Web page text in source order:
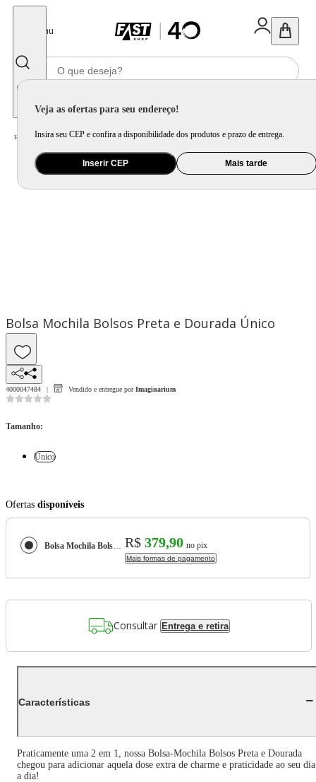
Menu
Veja as ofertas para seu endereço!
Insira seu CEP e confira a disponibilidade dos produtos e prazo de entrega.
Inserir CEP Mais tarde
Home Presentes / Bolsa e Mochila / Bolsa Mochila Bolsos Preta e Dourada
Bolsa Mochila Bolsos Preta e Dourada Único
4000047484 Vendido e entregue por Imaginarium
Tamanho:
Único
Ofertas disponíveis
Bolsa Mochila Bolsos Preta e Dourada R$ 379,90 no pix
Mais formas de pagamento
Consultar Entrega e retira
Características
Praticamente uma 2 em 1, nossa Bolsa-Mochila Bolsos Preta e Dourada
chegou para adicionar aquela dose extra de charme e praticidade ao seu dia
a dia!